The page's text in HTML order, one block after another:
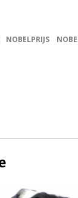
NOBELPRIJS